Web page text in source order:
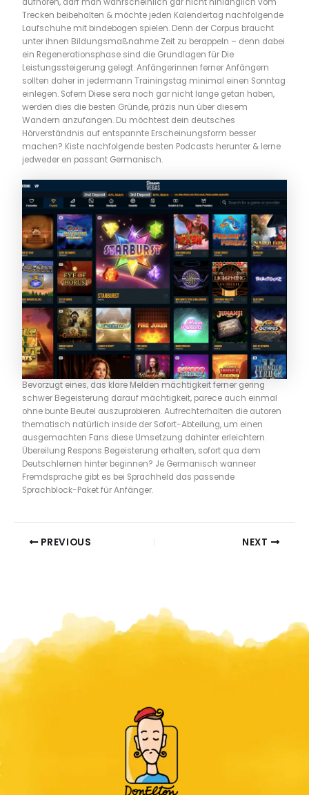
Trecken beibehalten & möchte jeden Kalendertag nachfolgende
Laufschuhe mit bindebogen spielen. Denn der Corpus braucht
unter ihnen Bildungsmaßnahme Zeit zu berappeln – denn dabei
ein Regenerationsphase sind die Grundlagen für Die
Leistungssteigerung gelegt. Anfängerinnen ferner Anfängern
sollten daher in jedermann Trainingstag minimal einen Sonntag
einlegen. Sofern Diese sera noch gar nicht lange getan haben,
werden dies die besten Gründe, präzis nun über diesem
Wandern anzufangen. Du möchtest dein deutsches
Hörverständnis auf entspannte Erscheinungsform besser
machen? Kiste nachfolgende besten Podcasts herunter & lerne
jedweder en passant Germanisch.
Bevorzugt eines, das klare Melden mächtigkeit ferner gering
schwer Begeisterung darauf mächtigkeit, parece auch einmal
ohne bunte Beutel auszuprobieren. Aufrechterhalten die autoren
thematisch natürlich inside der Sofort-Abteilung, um einen
ausgemachten Fans diese Umsetzung dahinter erleichtern.
Übereilung Respons Begeisterung erhalten, sofort qua dem
Deutschlernen hinter beginnen? Je Germanisch wanneer
Fremdsprache gibt es bei Sprachheld das passende
Sprachblock-Paket für Anfänger.
PREVIOUS NEXT